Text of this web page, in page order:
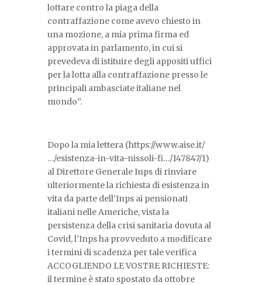
lottare contro la piaga della
contraffazione come avevo chiesto in
una mozione, a mia prima firma ed
approvata in parlamento, in cui si
prevedeva di istituire degli appositi uffici
per la lotta alla contraffazione presso le
principali ambasciate italiane nel
mondo”.
Dopo la mia lettera (https://www.aise.it/
…/esistenza-in-vita-nissoli-fi…/147847/1)
al Direttore Generale Inps di rinviare
ulteriormente la richiesta di esistenza in
vita da parte dell’Inps ai pensionati
italiani nelle Americhe, vista la
persistenza della crisi sanitaria dovuta al
Covid, l’Inps ha provveduto a modificare
i termini di scadenza per tale verifica
ACCOGLIENDO LE VOSTRE RICHIESTE:
il termine è stato spostato da ottobre